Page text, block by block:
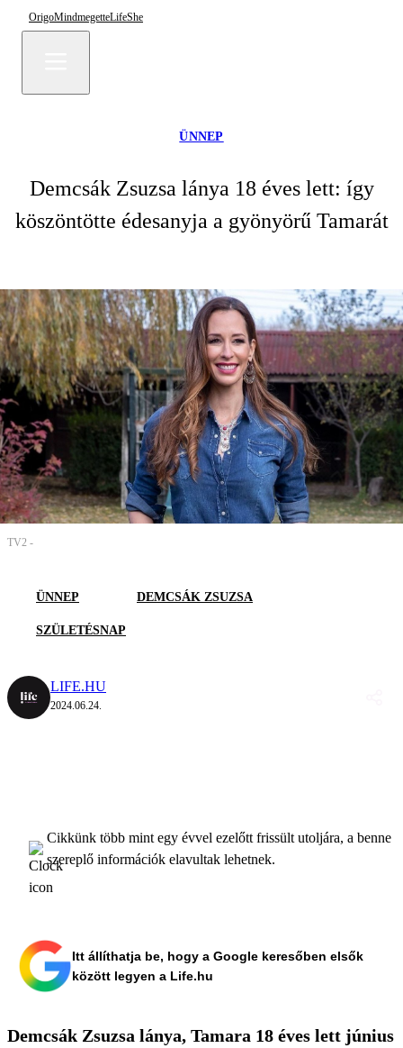
OrigoMindmegetteLifeShe
ÜNNEP
Demcsák Zsuzsa lánya 18 éves lett: így
köszöntötte édesanyja a gyönyörű Tamarát
TV2 -
ÜNNEP DEMCSÁK ZSUZSA
SZÜLETÉSNAP
LIFE.HU
2024.06.24.
Cikkünk több mint egy évvel ezelőtt frissült utoljára, a benne
szereplő információk elavultak lehetnek.
Itt állíthatja be, hogy a Google keresőben elsők
között legyen a Life.hu
Demcsák Zsuzsa lánya, Tamara 18 éves lett június